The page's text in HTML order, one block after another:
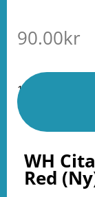
90.00kr
1 i lager
WH
Red